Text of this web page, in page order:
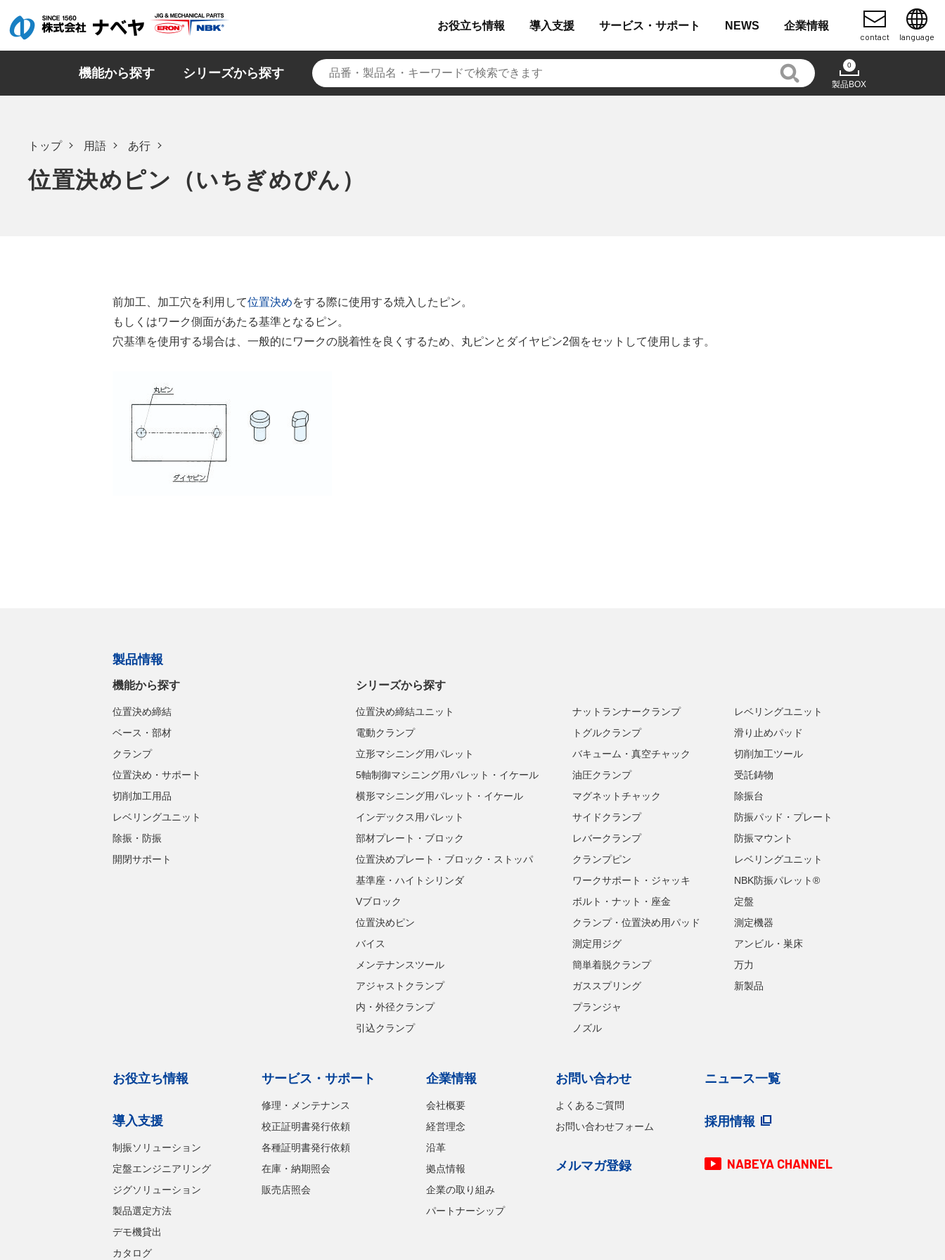
お役立ち情報 導入支援 サービス・ サポート NEWS 企業情報
contact language
機能から探す シリーズから探す
0
製品BOX
トップ 用語 あ行
位置決めピン（いちぎめぴん）
前加工、加工穴を利用して位置決めをする際に使用する焼入したピン。
もしくはワーク側面があたる基準となるピン。
穴基準を使用する場合は、一般的にワークの脱着性を良くするため、丸ピンとダイヤピン2個をセットして使用します。
製品情報
機能から探す
位置決め締結
ベース・部材
クランプ
位置決め・サポート
切削加工用品
レベリングユニット
除振・防振
開閉サポート
シリーズから探す
位置決め締結ユニット
電動クランプ
立形マシニング用パレット
5軸制御マシニング用パレット・イケール
横形マシニング用パレット・イケール
インデックス用パレット
部材プレート・ブロック
位置決めプレート・ブロック・ストッパ
基準座・ハイトシリンダ
Vブロック
位置決めピン
バイス
メンテナンスツール
アジャストクランプ
内・外径クランプ
引込クランプ
ナットランナークランプ
トグルクランプ
バキューム・真空チャック
油圧クランプ
マグネットチャック
サイドクランプ
レバークランプ
クランプピン
ワークサポート・ジャッキ
ボルト・ナット・座金
クランプ・位置決め用パッド
測定用ジグ
簡単着脱クランプ
ガススプリング
プランジャ
ノズル
レベリングユニット
滑り止めパッド
切削加工ツール
受託鋳物
除振台
防振パッド・プレート
防振マウント
レベリングユニット
NBK防振パレット®
定盤
測定機器
アンビル・巣床
万力
新製品
お役立ち情報
導入支援
制振ソリューション
定盤エンジニアリング
ジグソリューション
製品選定方法
デモ機貸出
カタログ
サービス・サポート
修理・メンテナンス
校正証明書発行依頼
各種証明書発行依頼
在庫・納期照会
販売店照会
企業情報
会社概要
経営理念
沿革
拠点情報
企業の取り組み
パートナーシップ
お問い合わせ
よくあるご質問
お問い合わせフォーム
メルマガ登録
ニュース一覧
採用情報
NABEYA CHANNEL